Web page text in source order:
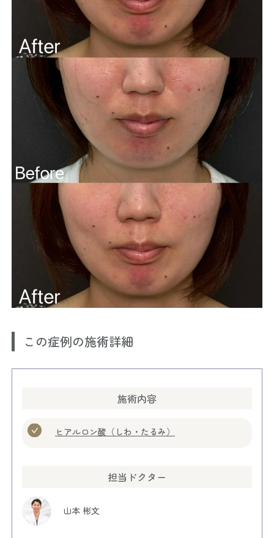
この症例の施術詳細
施術内容
ヒアルロン酸（しわ・たるみ）
担当ドクター
山本 彬文